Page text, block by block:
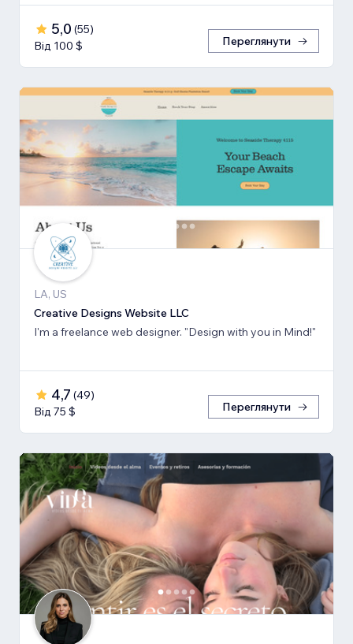
5,0 (55)
Від 100 $
Переглянути
LA, US
Creative Designs Website LLC
I'm a freelance web designer. "Design with you in Mind!"
4,7 (49)
Від 75 $
Переглянути